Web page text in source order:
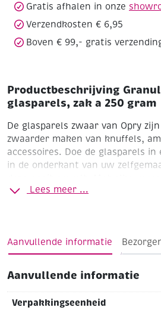
Gratis afhalen in onze
Verzendkosten € 6,95
Boven € 99,- gratis
Productbeschrijving
glasparels, zak a 250 gram
De glasparels zwaar van Opry
zwaarder maken van knuffels,
accessoires. Doe de glasparels in
in de onderkant van uw
kunt u meerdere knuffels vullen.
wasbaar
geen kunststof
Lees meer ...
Aanvullende informatie
Aanvullende informatie
Verpakkingseenheid